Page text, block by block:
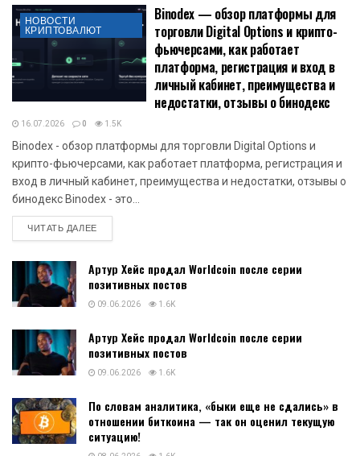
НОВОСТИ
КРИПТОВАЛЮТ
Binodex — обзор платформы для
торговли Digital Options и крипто-
фьючерсами, как работает
платформа, регистрация и вход в
личный кабинет, преимущества и
недостатки, отзывы о бинодекс
16.07.2026 0 1.5K
Binodex - обзор платформы для торговли Digital Options и
крипто-фьючерсами, как работает платформа, регистрация и
вход в личный кабинет, преимущества и недостатки, отзывы о
бинодекс Binodex - это...
ЧИТАТЬ ДАЛЕЕDETAILS
Артур Хейс продал Worldcoin после серии
позитивных постов
09.06.2026 1.6K
Артур Хейс продал Worldcoin после серии
позитивных постов
09.06.2026 1.6K
По словам аналитика, «быки еще не сдались» в
отношении биткоина — так он оценил текущую
ситуацию!